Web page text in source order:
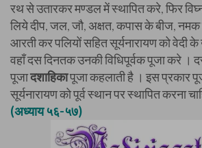
रथ से उतारकर मण्डल में स्थापित करे, फिर
लिये दीप, जल, जौ, अक्षत, कपास के बीज, नमक
आरती कर पलियों सहित सूर्यनारायण को वेदी
वहाँ दस दिनतक उनकी विधिपूर्वक पूजा करे ।
पूजादशाहिकापूजा कहलाती है । इस प्रकार
सूर्यनारायण को पूर्व स्थान पर स्थापित करना
(अध्याय ५६-५७)